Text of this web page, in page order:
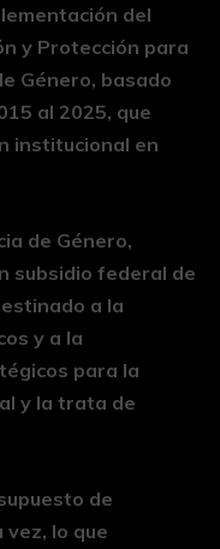
del
y Protección para
Género, basado
al 2025, que
institucional en
de Género,
subsidio federal de
a la
y a la
para la
y la trata de
de
vez, lo que